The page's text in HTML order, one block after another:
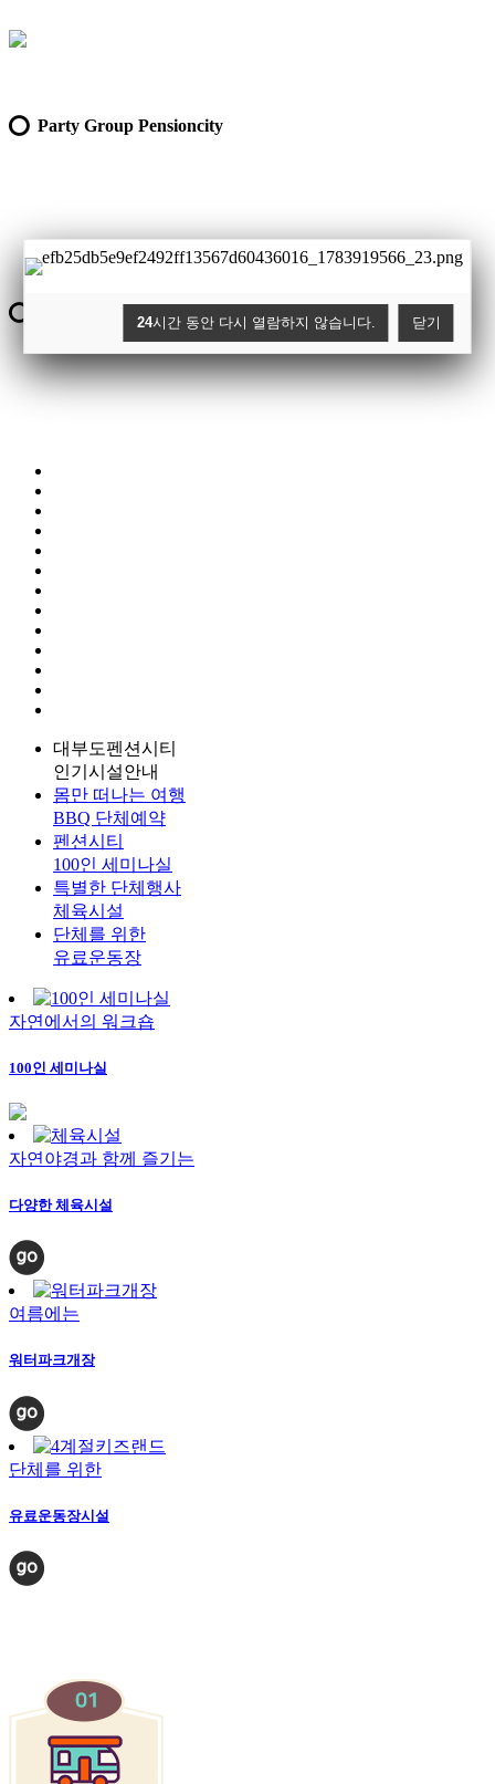
24시간 동안 다시 열람하지 않습니다. 닫기
Party Group Pensioncity
대부도펜션시티
인기시설안내
몸만 떠나는 여행
BBQ 단체예약
펜션시티
100인 세미나실
특별한 단체행사
체육시설
단체를 위한
유료운동장
자연에서의 워크숍
100인 세미나실
자연야경과 함께 즐기는
다양한 체육시설
여름에는
워터파크개장
단체를 위한
유료운동장시설